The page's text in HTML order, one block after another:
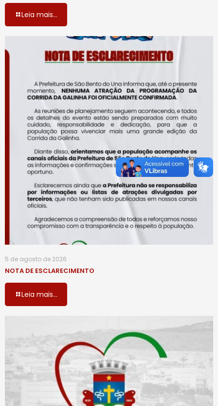
Leia mais...
5 de agosto de 2026
NOTA DE ESCLARECIMENTO
Leia mais...